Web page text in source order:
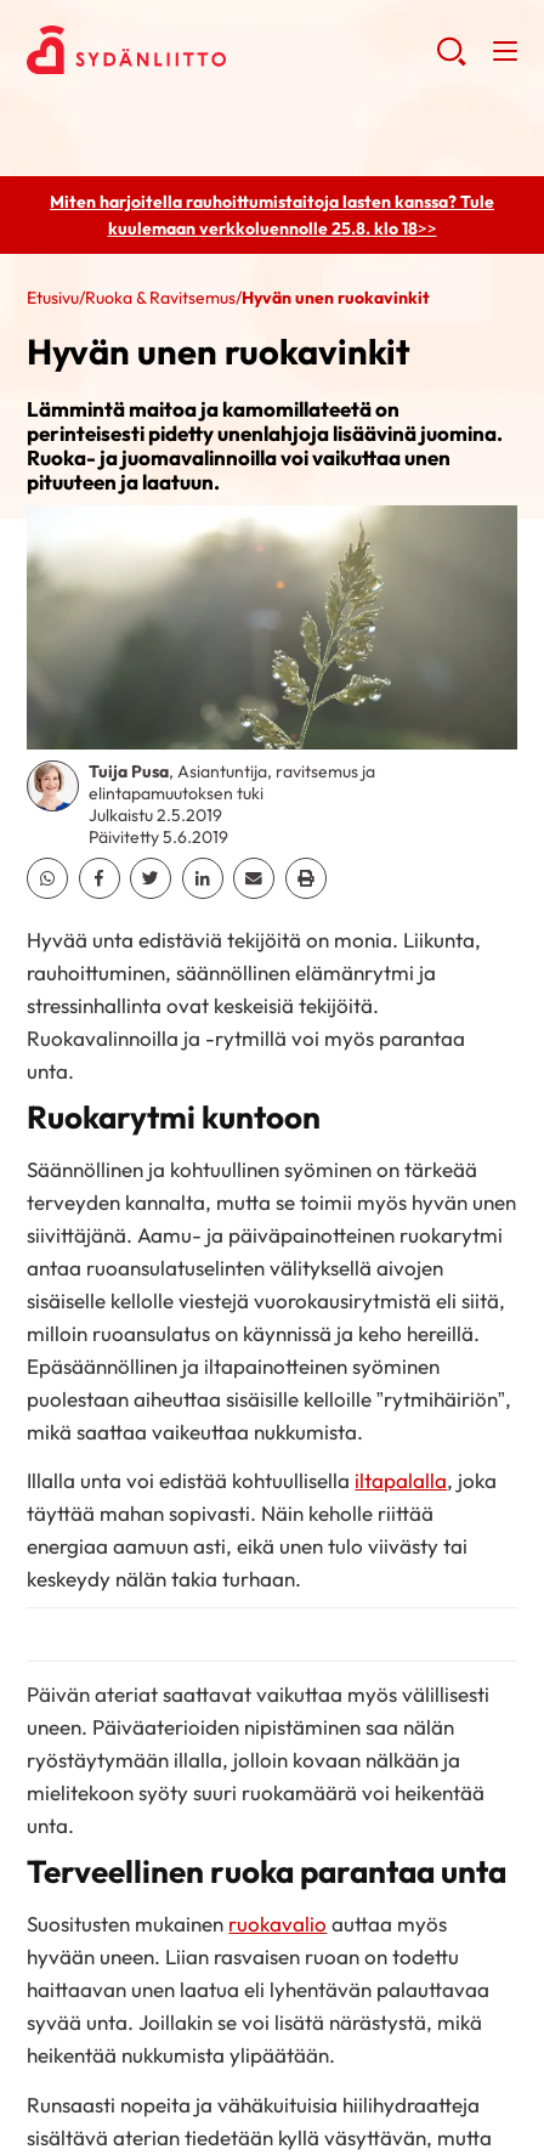
Miten harjoitella rauhoittumistaitoja lasten kanssa? Tule
kuulemaanverkkoluennolle 25.8. klo 18>>
Etusivu/Ruoka & Ravitsemus/Hyvän unen ruokavinkit
Hyvän unen ruokavinkit
Lämmintä maitoa ja kamomillateetä on
perinteisesti pidetty unenlahjoja lisäävinä juomina.
Ruoka- ja juomavalinnoilla voi vaikuttaa unen
pituuteen ja laatuun.
Tuija Pusa, Asiantuntija, ravitsemus ja
elintapamuutoksen tuki
Julkaistu 2.5.2019
Päivitetty 5.6.2019
Jaa Whatsapp
Jaa Facebook
Jaa TwitterJaa Linkedin
Jaa EmailJaa Print
Hyvää unta edistäviä tekijöitä on monia. Liikunta,
rauhoittuminen, säännöllinen elämänrytmi ja
stressinhallinta ovat keskeisiä tekijöitä.
Ruokavalinnoilla ja -rytmillä voi myös parantaa
unta.
Ruokarytmi kuntoon
Säännöllinen ja kohtuullinen syöminen on tärkeää
terveyden kannalta, mutta se toimii myös hyvän unen
siivittäjänä. Aamu- ja päiväpainotteinen ruokarytmi
antaa ruoansulatuselinten välityksellä aivojen
sisäiselle kellolle viestejä vuorokausirytmistä eli siitä,
milloin ruoansulatus on käynnissä ja keho hereillä.
Epäsäännöllinen ja iltapainotteinen syöminen
puolestaan aiheuttaa sisäisille kelloille ”rytmihäiriön”,
mikä saattaa vaikeuttaa nukkumista.
Illalla unta voi edistää kohtuullisella iltapalalla, joka
täyttää mahan sopivasti. Näin keholle riittää
energiaa aamuun asti, eikä unen tulo viivästy tai
keskeydy nälän takia turhaan.
Päivän ateriat saattavat vaikuttaa myös välillisesti
uneen. Päiväaterioiden nipistäminen saa nälän
ryöstäytymään illalla, jolloin kovaan nälkään ja
mielitekoon syöty suuri ruokamäärä voi heikentää
unta.
Terveellinen ruoka parantaa unta
Suositusten mukainen ruokavalio auttaa myös
hyvään uneen. Liian rasvaisen ruoan on todettu
haittaavan unen laatua eli lyhentävän palauttavaa
syvää unta. Joillakin se voi lisätä närästystä, mikä
heikentää nukkumista ylipäätään.
Runsaasti nopeita ja vähäkuituisia hiilihydraatteja
sisältävä aterian tiedetään kyllä väsyttävän, mutta